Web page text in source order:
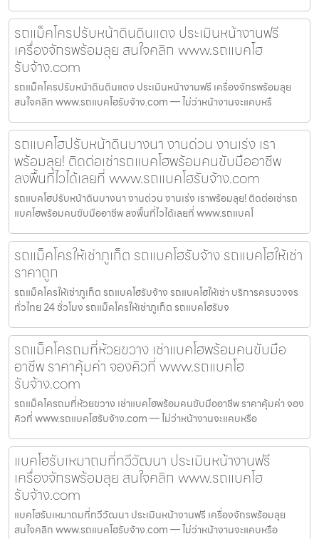
รถแม็คโครปรับหน้าดินดินแดง ประเมินหน้างานฟรี
เครื่องจักรพร้อมลุย สนใจคลิก www.รถแบคโฮ
รับจ้าง.com
รถแม็คโครปรับหน้าดินดินแดง ประเมินหน้างานฟรี เครื่องจักรพร้อมลุย
สนใจคลิก www.รถแบคโฮรับจ้าง.com — ไม่ว่าหน้างานจะแคบหรื
รถแบคโฮปรับหน้าดินบางนา งานด่วน งานเร่ง เรา
พร้อมลุย! ติดต่อเช่ารถแบคโฮพร้อมคนขับมืออาชีพ
ลงพื้นที่ไวได้เลยที่ www.รถแบคโฮรับจ้าง.com
รถแบคโฮปรับหน้าดินบางนา งานด่วน งานเร่ง เราพร้อมลุย! ติดต่อเช่ารถ
แบคโฮพร้อมคนขับมืออาชีพ ลงพื้นที่ไวได้เลยที่ www.รถแบคโ
รถแม็คโครให้เช่าภูเก็ต รถแบคโฮรับจ้าง รถแบคโฮให้เช่า
ราคาถูก
รถแม็คโครให้เช่าภูเก็ต รถแบคโฮรับจ้าง รถแบคโฮให้เช่า บริการครบวงจร
ทั่วไทย 24 ชั่วโมง รถแม็คโครให้เช่าภูเก็ต รถแบคโฮรับจ
รถแม็คโครถมที่ห้วยขวาง เช่าแบคโฮพร้อมคนขับมือ
อาชีพ ราคาคุ้มค่า จองคิวที่ www.รถแบคโฮ
รับจ้าง.com
รถแม็คโครถมที่ห้วยขวาง เช่าแบคโฮพร้อมคนขับมืออาชีพ ราคาคุ้มค่า จอง
คิวที่ www.รถแบคโฮรับจ้าง.com — ไม่ว่าหน้างานจะแคบหรือ
แบคโฮรับเหมาถมที่ทวีวัฒนา ประเมินหน้างานฟรี
เครื่องจักรพร้อมลุย สนใจคลิก www.รถแบคโฮ
รับจ้าง.com
แบคโฮรับเหมาถมที่ทวีวัฒนา ประเมินหน้างานฟรี เครื่องจักรพร้อมลุย
สนใจคลิก www.รถแบคโฮรับจ้าง.com — ไม่ว่าหน้างานจะแคบหรือ